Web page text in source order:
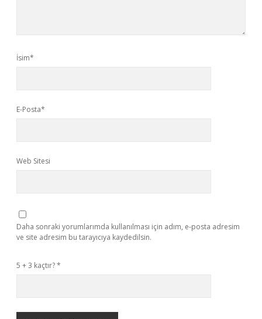
İsim*
E-Posta*
Web Sitesi
Daha sonraki yorumlarımda kullanılması için adım, e-posta adresim
ve site adresim bu tarayıcıya kaydedilsin.
5 + 3 kaçtır?*